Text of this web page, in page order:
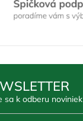
sa k odberu noviniek